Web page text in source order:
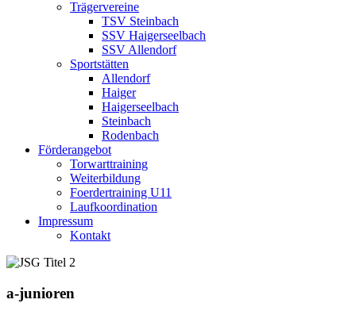
Trägervereine
TSV Steinbach
SSV Haigerseelbach
SSV Allendorf
Sportstätten
Allendorf
Haiger
Haigerseelbach
Steinbach
Rodenbach
Förderangebot
Torwarttraining
Weiterbildung
Foerdertraining U11
Laufkoordination
Impressum
Kontakt
a-junioren